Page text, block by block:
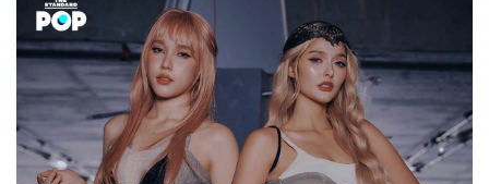
กิจกรรม Q&A ในช่วงแรกกับคำถามจากชาวทวิตส์คนละ 2
คำถาม ทำให้รู้จักกันมากขึ้น